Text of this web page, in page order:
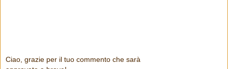
Ciao, grazie per il tuo commento che sarà